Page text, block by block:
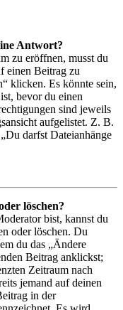
Antwort?
zu eröffnen, musst du
einen Beitrag zu
klicken. Es könnte sein,
bevor du einen
sind jeweils
aufgelistet. Z. B.
darfst Dateianhänge
löschen?
bist, kannst du
oder löschen. Du
du das „Ändere
Beitrag anklickst;
Zeitraum nach
jemand auf deinen
in der